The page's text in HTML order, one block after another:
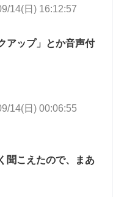
14(日) 16:12:57
アップ」とか音声付
14(日) 00:06:55
聞こえたので、まあ